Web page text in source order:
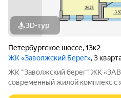
3D-тур
Петербургское шоссе,13к2
ЖК «Заволжский Берег», 3
ЖК "Заволжский берег" ЖК
современный жилой комплекс с